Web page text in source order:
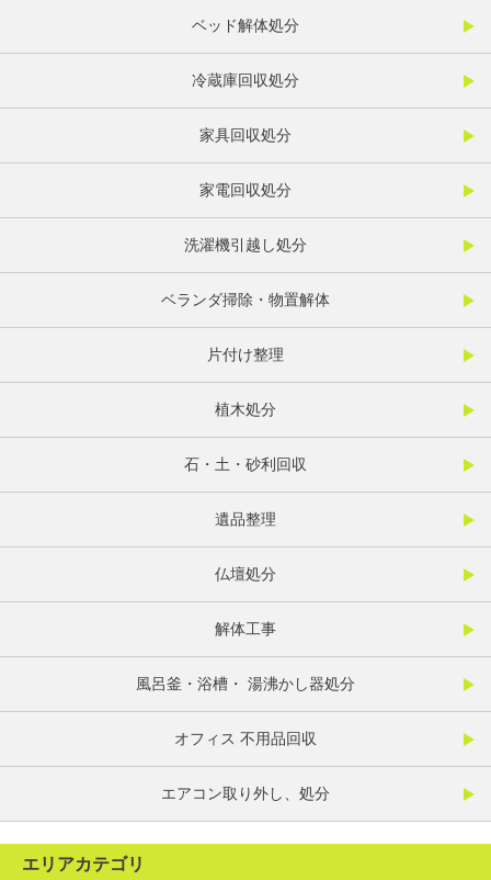
ベッド解体処分
冷蔵庫回収処分
家具回収処分
家電回収処分
洗濯機引越し処分
ベランダ掃除・物置解体
片付け整理
植木処分
石・土・砂利回収
遺品整理
仏壇処分
解体工事
風呂釜・浴槽・ 湯沸かし器処分
オフィス 不用品回収
エアコン取り外し、処分
エリアカテゴリ